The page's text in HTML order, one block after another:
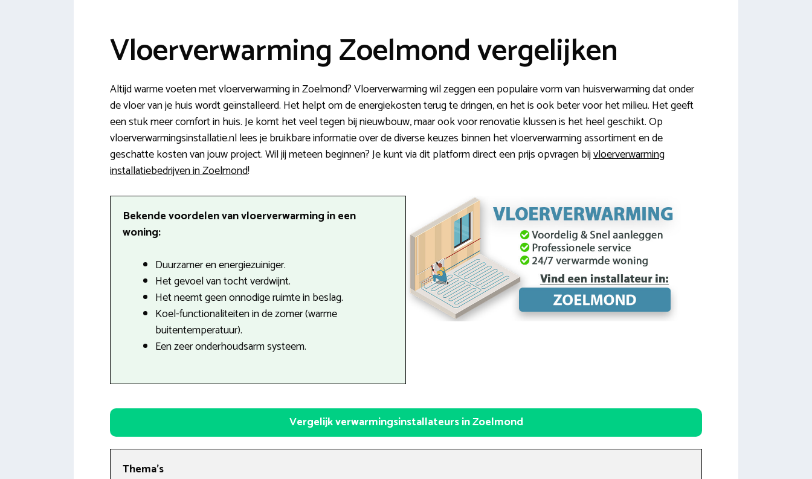
Vloerverwarming Zoelmond vergelijken
Altijd warme voeten met vloerverwarming in Zoelmond? Vloerverwarming wil zeggen een populaire vorm van huisverwarming dat onder
de vloer van je huis wordt geïnstalleerd. Het helpt om de energiekosten terug te dringen, en het is ook beter voor het milieu. Het geeft
een stuk meer comfort in huis. Je komt het veel tegen bij nieuwbouw, maar ook voor renovatie klussen is het heel geschikt. Op
vloerverwarmingsinstallatie.nl lees je bruikbare informatie over de diverse keuzes binnen het vloerverwarming assortiment en de
geschatte kosten van jouw project. Wil jij meteen beginnen? Je kunt via dit platform direct een prijs opvragen bijvloerverwarming
installatiebedrijven in Zoelmond!
Bekende voordelen van vloerverwarming in een
woning:
Duurzamer en energiezuiniger.
Het gevoel van tocht verdwijnt.
Het neemt geen onnodige ruimte in beslag.
Koel-functionaliteiten in de zomer (warme
buitentemperatuur).
Een zeer onderhoudsarm systeem.
Vergelijk verwarmingsinstallateurs in Zoelmond
Thema’s